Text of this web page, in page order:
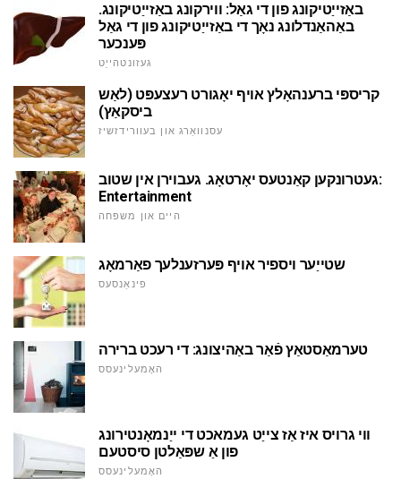
באַזייַטיקונג פון די גאַל: ווירקונג באַזייַטיקונג.
באַהאַנדלונג נאָך די באַזייַטיקונג פון די גאַל
פּענכער
געזונטהייַט
קריספּי ברענהאָלץ אויף יאָגורט רעצעפּט (לאַש
ביסקאַץ)
עסנוואַרג און בעוורידזשיז
געטרונקען קאַנטעס יאָרטאָג. געבוירן אין שטוב:
Entertainment
היים און משפּחה
שטייַער ויספיר אויף פּערזענלעך פאַרמאָג
פינאַנסעס
טערמאַסטאַץ פֿאַר באַהיצונג: די רעכט ברירה
האָמעלינעסס
ווי גרויס איז אַז צייַט געמאכט די ייַנמאָנטירונג
פון אַ שפּאַלטן סיסטעם
האָמעלינעסס